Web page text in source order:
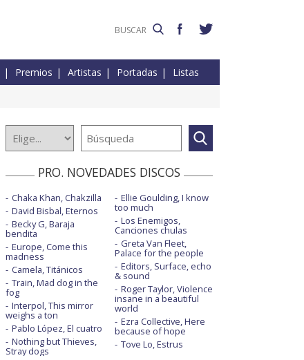
Premios Artistas Portadas Listas
PRO. NOVEDADES DISCOS
Chaka Khan, Chakzilla
David Bisbal, Eternos
Becky G, Baraja
bendita
Europe, Come this
madness
Camela, Titánicos
Train, Mad dog in the
fog
Interpol, This mirror
weighs a ton
Pablo López, El cuatro
Nothing but Thieves,
Stray dogs
Ellie Goulding, I know
too much
Los Enemigos,
Canciones chulas
Greta Van Fleet,
Palace for the people
Editors, Surface, echo
& sound
Roger Taylor, Violence
insane in a beautiful
world
Ezra Collective, Here
because of hope
Tove Lo, Estrus